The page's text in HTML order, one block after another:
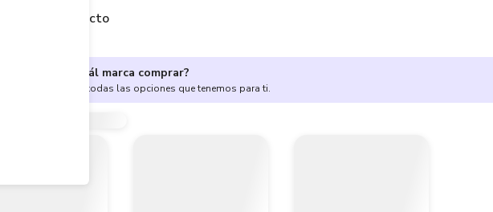
del producto
¿No sabes cuál marca comprar?
Encuentra aquí todas las opciones que tenemos para ti.